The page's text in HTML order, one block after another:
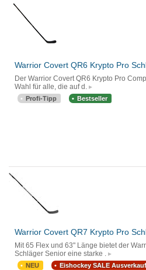
Warrior Covert QR6 Krypto Pro
Der Warrior Covert QR6 Krypto Pro
Wahl für alle, die auf d.
Profi-Tipp Bestseller
Warrior Covert QR7 Krypto Pro
Mit 65 Flex und 63" Länge bietet der
Schläger Senior eine starke .
NEU Eishockey SALE Ausverkauf